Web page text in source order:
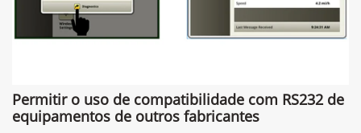
Permitir o uso de compatibilidade com RS232 de
equipamentos de outros fabricantes